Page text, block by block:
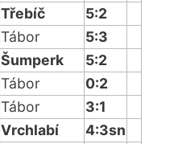
Třebíč
5:2
Tábor
5:3
Šumperk
5:2
Tábor
0:2
Tábor
3:1
Vrchlabí
4:3sn